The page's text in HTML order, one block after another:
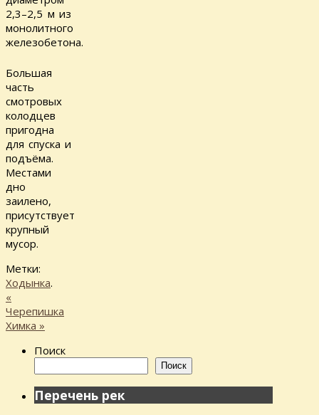
2,3–2,5 м из
монолитного
железобетона.
Большая
часть
смотровых
колодцев
пригодна
для спуска и
подъёма.
Местами
дно
заилено,
присутствует
крупный
мусор.
Метки:
Ходынка.
«
Черепишка
Химка »
Поиск
Поиск
Перечень рек